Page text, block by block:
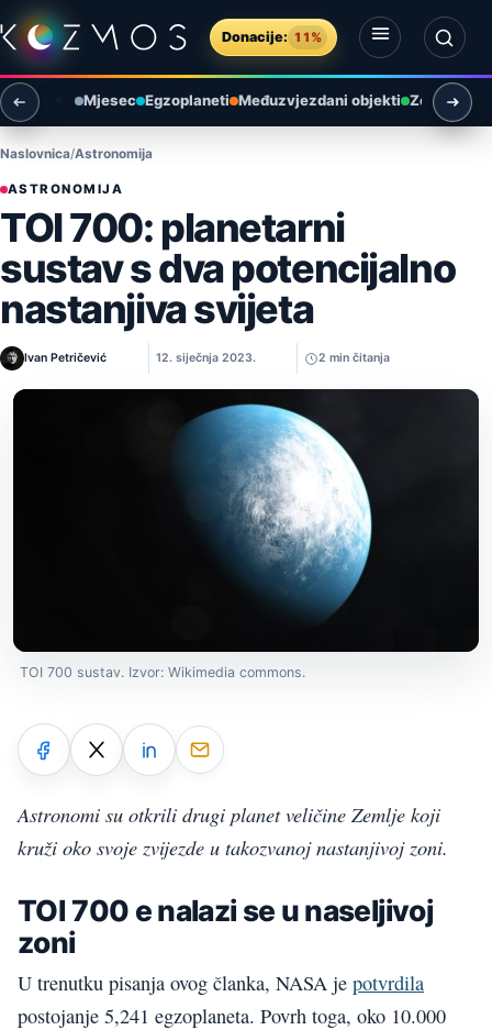
Preskoči na sadržaj
Donacije: 11%
Otvori izbornik
Otvori pretragu
Mjesec Egzoplaneti Međuzvjezdani objekti Zemlja i
Naslovnica Astronomija
ASTRONOMIJA
TOI 700: planetarni
sustav s dva potencijalno
nastanjiva svijeta
Ivan Petričević 12. siječnja 2023. 2 min čitanja
TOI 700 sustav. Izvor: Wikimedia commons.
Astronomi su otkrili drugi planet veličine Zemlje koji
kruži oko svoje zvijezde u takozvanoj nastanjivoj zoni.
TOI 700 e nalazi se u naseljivoj
zoni
U trenutku pisanja ovog članka, NASA je potvrdila
postojanje 5,241 egzoplaneta. Povrh toga, oko 10.000